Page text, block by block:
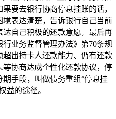
要去银行协商停息挂账的话，
表达清楚，告诉银行自己当前
自己积极的还款意愿，最后再
业务监督管理办法》第70条规
出持卡人还款能力、仍有还款
协商达成个性化还款协议，停
手段，叫做债务重组“停息挂
益的途径。